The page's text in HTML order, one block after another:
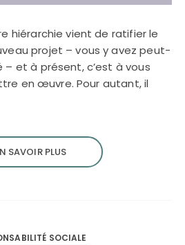
hiérarchie vient de ratifier le
projet – vous y avez peut-
et à présent, c’est à vous
en œuvre. Pour autant, il
SAVOIR PLUS
SOCIALE